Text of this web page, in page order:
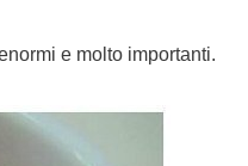
e molto importanti.